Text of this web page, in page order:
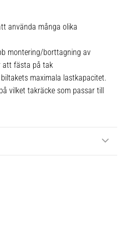
använda många olika
montering/borttagning av
att fästa på tak
maximala lastkapacitet.
vilket takräcke som passar till